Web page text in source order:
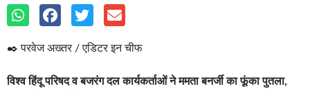
✒️ परवेज अख्तर / एडिटर इन चीफ
विश्व हिंदू परिषद व बजरंग दल कार्यकर्ताओं ने ममता बनर्जी का फूंका पुतला,